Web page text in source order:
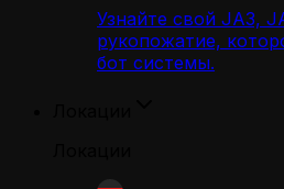
Узнайте свой JA3,
рукопожатие,
бот системы.